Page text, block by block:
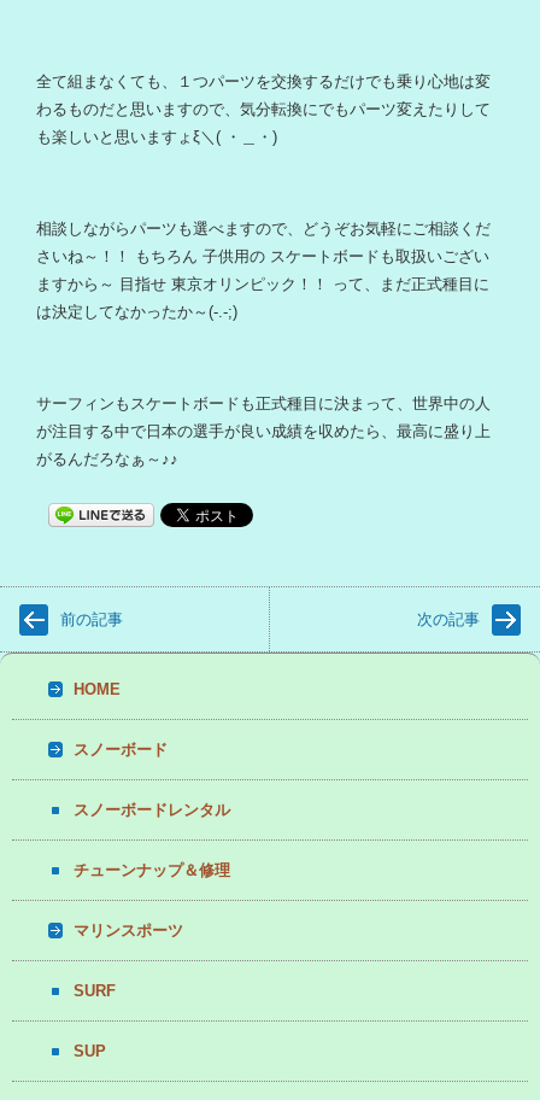
全て組まなくても、１つパーツを交換するだけでも乗り心地は変
わるものだと思いますので、気分転換にでもパーツ変えたりして
も楽しいと思いますょξ＼( ・＿・)
相談しながらパーツも選べますので、どうぞお気軽にご相談くだ
さいね～！！ もちろん 子供用の スケートボードも取扱いござい
ますから～ 目指せ 東京オリンピック！！ って、まだ正式種目に
は決定してなかったか～(-.-;)
サーフィンもスケートボードも正式種目に決まって、世界中の人
が注目する中で日本の選手が良い成績を収めたら、最高に盛り上
がるんだろなぁ～♪♪
前の記事 次の記事
HOME
スノーボード
スノーボードレンタル
チューンナップ＆修理
マリンスポーツ
SURF
SUP